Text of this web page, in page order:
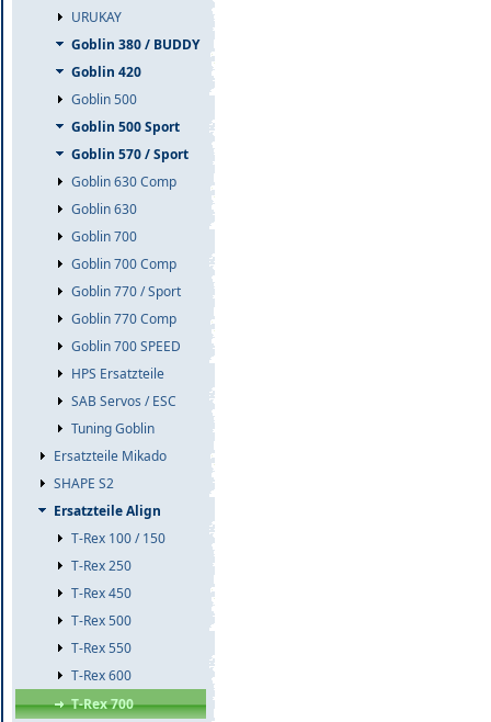
URUKAY
Goblin 380 / BUDDY
Goblin 420
Goblin 500
Goblin 500 Sport
Goblin 570 / Sport
Goblin 630 Comp
Goblin 630
Goblin 700
Goblin 700 Comp
Goblin 770 / Sport
Goblin 770 Comp
Goblin 700 SPEED
HPS Ersatzteile
SAB Servos / ESC
Tuning Goblin
Ersatzteile Mikado
SHAPE S2
Ersatzteile Align
T-Rex 100 / 150
T-Rex 250
T-Rex 450
T-Rex 500
T-Rex 550
T-Rex 600
T-Rex 700